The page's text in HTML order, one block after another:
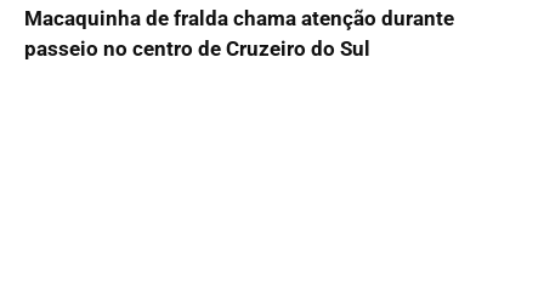
Macaquinha de fralda chama atenção durante
passeio no centro de Cruzeiro do Sul